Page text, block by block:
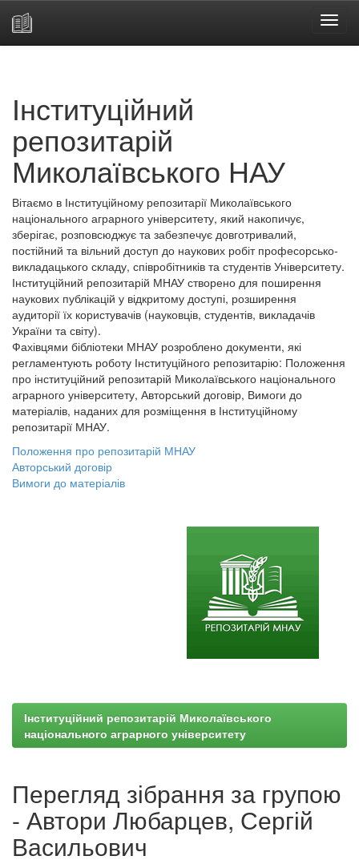
Інституційний
репозитарій
Миколаївського НАУ
Вітаємо в Інституційному репозитарії Миколаївського
національного аграрного університету, який накопичує,
зберігає, розповсюджує та забезпечує довготривалий,
постійний та вільний доступ до наукових робіт професорсько-
викладацького складу, співробітників та студентів Університету.
Інституційний репозитарій МНАУ створено для поширення
наукових публікацій у відкритому доступі, розширення
аудиторії їх користувачів (науковців, студентів, викладачів
України та світу).
Фахівцями бібліотеки МНАУ розроблено документи, які
регламентують роботу Інституційного репозитарію: Положення
про інституційний репозитарій Миколаївського національного
аграрного університету, Авторський договір, Вимоги до
матеріалів, наданих для розміщення в Інституційному
репозитарії МНАУ.
Положення про репозитарій МНАУ
Авторський договір
Вимоги до матеріалів
Інституційний репозитарій Миколаївського
національного аграрного університету
Перегляд зібрання за групою
- Автори Любарцев, Сергій
Васильович